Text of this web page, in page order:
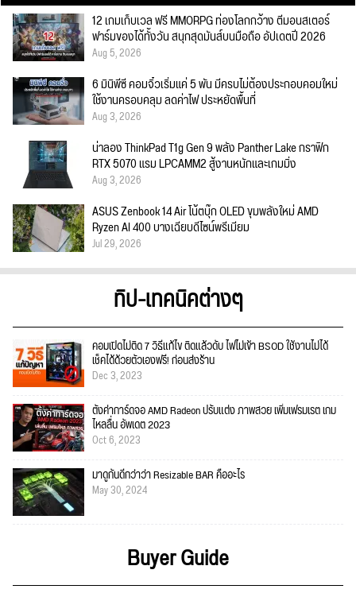
12 เกมเก็บเวล ฟรี MMORPG ท่องโลกกว้าง ตีมอนสเตอร์
ฟาร์มของได้ทั้งวัน สนุกสุดมันส์บนมือถือ อัปเดตปี 2026
Aug 5, 2026
6 มินิพีซี คอมจิ๋วเริ่มแค่ 5 พัน มีครบไม่ต้องประกอบคอมใหม่
ใช้งานครอบคลุม ลดค่าไฟ ประหยัดพื้นที่
Aug 3, 2026
น่าลอง ThinkPad T1g Gen 9 พลัง Panther Lake กราฟิก
RTX 5070 แรม LPCAMM2 สู้งานหนักและเกมมิ่ง
Aug 3, 2026
ASUS Zenbook 14 Air โน้ตบุ๊ก OLED ขุมพลังใหม่ AMD
Ryzen AI 400 บางเฉียบดีไซน์พรีเมียม
Jul 29, 2026
ทิป-เทคนิคต่างๆ
คอมเปิดไม่ติด 7 วิธีแก้ไข ติดแล้วดับ ไฟไม่เข้า BSOD ใช้งานไม่ได้
เช็คได้ด้วยตัวเองฟรี! ก่อนส่งร้าน
Dec 3, 2023
ตั้งค่าการ์ดจอ AMD Radeon ปรับแต่ง ภาพสวย เพิ่มเฟรมเรต เกม
ไหลลื่น อัพเดต 2023
Oct 6, 2023
มาดูกันดีกว่าว่า Resizable BAR คืออะไร
May 30, 2024
Buyer Guide